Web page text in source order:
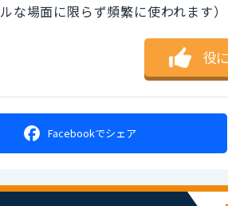
ルな場面に限らず頻繁に使われます）
役
Facebookでシェア